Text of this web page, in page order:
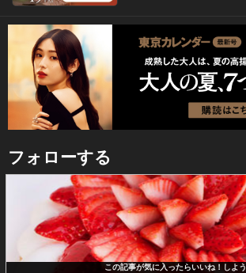
フォローする
この記事が気に入ったらいいね！しよう